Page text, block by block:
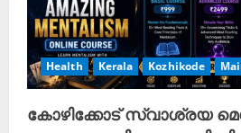
Health Kerala Kozhikode
കോഴിക്കോട് സ്വാശ്രയ